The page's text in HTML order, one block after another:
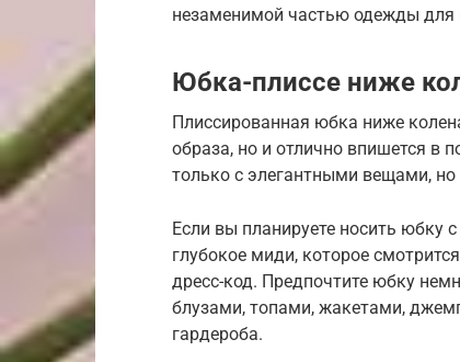
незаменимой частью одежды для
Юбка-плиссе ниже
Плиссированная юбка ниже
образа, но и отлично впишется в
только с элегантными вещами,
Если вы планируете носить юбку
глубокое миди, которое
дресс-код. Предпочтите юбку
блузами, топами, жакетами,
гардероба.